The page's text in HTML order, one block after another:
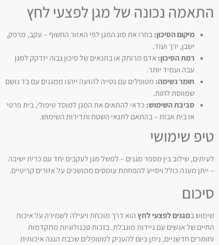
התאמה נכונה של מגן לפצעי לחץ
מיקום הסיכון:בחרו את סוג המגן לפי האזור החשוף – עקב, מרפק,
ישבן, ירך ועוד.
רמת הסיכון: אדם מרותק או בתנאים של סיכון גבוה יזדקק למגן
עבה ועמיד יותר.
חומר נשימה: מטופלים עם נטייה להזעה ייהנו ממגנים עם בד נושם
שמווסת לחות.
סביבת השימוש: כדאי להתאים את המגן למוסד טיפולי, בית פרטי
או בית אבות – בהתאם לתנאי השטח ותדירות השימוש.
טיפ שימושי
לעיתים, שילוב בין מספר מגנים – למשל מגן לעקבים יחד עם כרית ישיבה
– ייתן מענה כולל ויסייע להפחתת עומסים ממושכים על אזורים קריטיים.
סיכום
שימוש במגנים לפצעי לחץהוא דרך מוכחת ויעילה לשמירה על איכות
החיים של אנשים עם ניידות מוגבלת. בזכות טכנולוגיות מתקדמות
וחומרים חדשניים, ניתן כיום להעניק למטופלים שכבת הגנה איכותית